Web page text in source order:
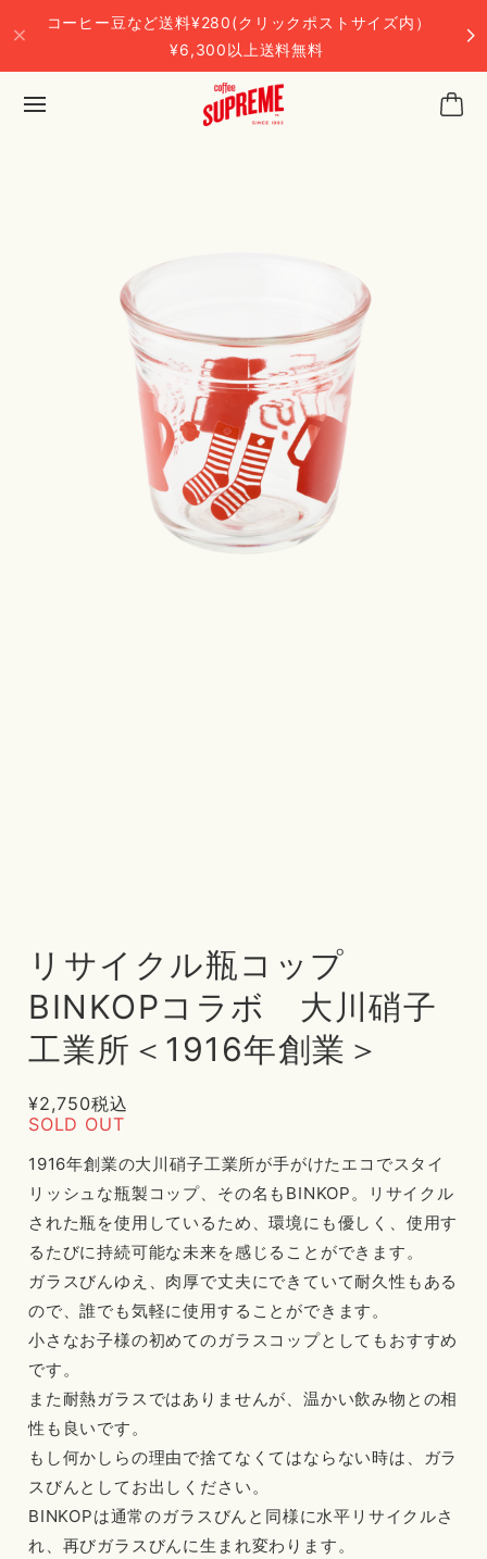
コーヒー豆など送料¥280(クリックポストサイズ内）
¥6,300以上送料無料
リサイクル瓶コップ
BINKOPコラボ 大川硝子
工業所＜1916年創業＞
¥2,750税込
SOLD OUT
1916年創業の大川硝子工業所が手がけたエコでスタイ
リッシュな瓶製コップ、その名もBINKOP。リサイクル
された瓶を使用しているため、環境にも優しく、使用す
るたびに持続可能な未来を感じることができます。
ガラスびんゆえ、肉厚で丈夫にできていて耐久性もある
ので、誰でも気軽に使用することができます。
小さなお子様の初めてのガラスコップとしてもおすすめ
です。
また耐熱ガラスではありませんが、温かい飲み物との相
性も良いです。
もし何かしらの理由で捨てなくてはならない時は、ガラ
スびんとしてお出しください。
BINKOPは通常のガラスびんと同様に水平リサイクルさ
れ、再びガラスびんに生まれ変わります。